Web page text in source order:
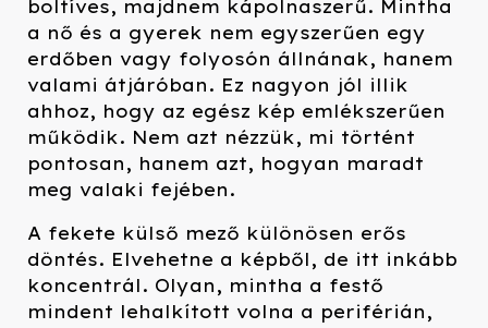
boltíves, majdnem kápolnaszerű. Mintha
a nő és a gyerek nem egyszerűen egy
erdőben vagy folyosón állnának, hanem
valami átjáróban. Ez nagyon jól illik
ahhoz, hogy az egész kép emlékszerűen
működik. Nem azt nézzük, mi történt
pontosan, hanem azt, hogyan maradt
meg valaki fejében.
A fekete külső mező különösen erős
döntés. Elvehetne a képből, de itt inkább
koncentrál. Olyan, mintha a festő
mindent lehalkított volna a periférián,